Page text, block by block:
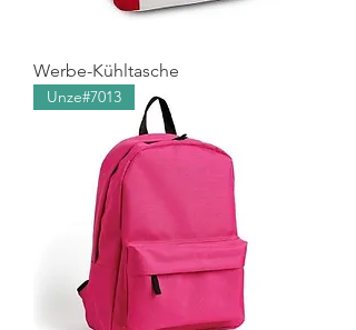
Werbe-Kühltasche
Unze#7013